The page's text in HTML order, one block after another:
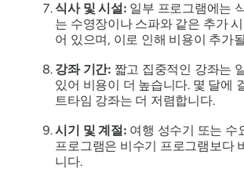
식사 및 시설: 일부 프로그램에는
는 수영장이나 스파와 같은 추가
어 있으며, 이로 인해 비용이 추가
강좌 기간: 짧고 집중적인 강좌는
있어 비용이 더 높습니다. 몇 달에
트타임 강좌는 더 저렴합니다.
시기 및 계절: 여행 성수기 또는 수
프로그램은 비수기 프로그램보다
니다.